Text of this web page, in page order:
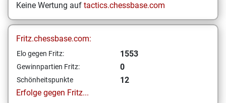
Keine Wertung auf tactics.chessbase.com
Fritz.chessbase.com:
Elo gegen Fritz: 1553
Gewinnpartien Fritz: 0
Schönheitspunkte
12
Erfolge gegen Fritz...